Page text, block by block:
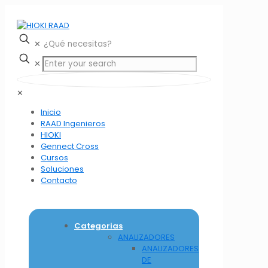
✕
✕
✕
Inicio
RAAD Ingenieros
HIOKI
Gennect Cross
Cursos
Soluciones
Contacto
Categorias
ANALIZADORES
ANALIZADORES
DE